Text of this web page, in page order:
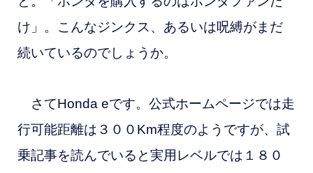
け」。こんなジンクス、あるいは呪縛がまだ
続いているのでしょうか。
さてHonda eです。公式ホームページでは走
行可能距離は３００Km程度のようですが、試
乗記事を読んでいると実用レベルでは１８０